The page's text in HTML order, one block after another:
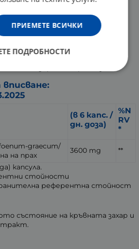
храносмилането: Фибрите в
Сминдухът е известен с
на лактацията.
нива на холестерол.
свойства: Съдържа
подкрепят организма.
(в 6 капс. /
дн. доза)
%N
RV
*
graecum/
на прах
3600 mg
**
капсула.
стойности
референтна стойност
състояние на кръвната захар и
ПРИЕМЕТЕ ВСИЧКИ
ПОДРОБНОСТИ